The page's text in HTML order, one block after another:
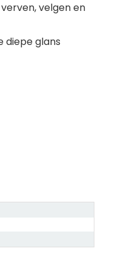
velgen en
diepe glans